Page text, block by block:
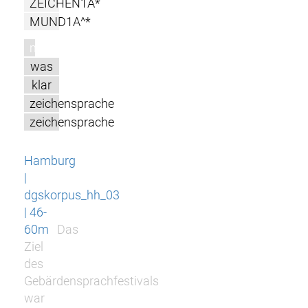
ZEICHEN1A*
MUND1A^*
m
was
klar
zeichensprache
zeichensprache
Hamburg
|
dgskorpus_hh_03
| 46-
60m
Das
Ziel
des
Gebärdensprachfestivals
war